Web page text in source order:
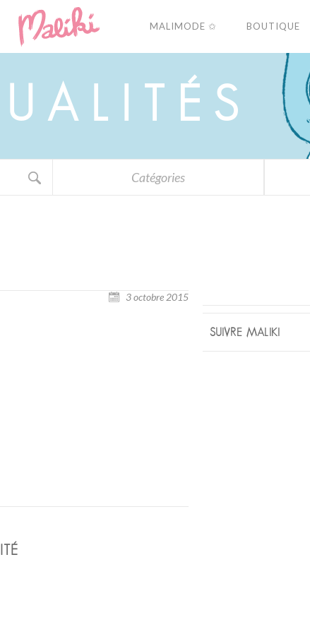
MALIMODE ✩ BOUTIQUE
U A L É S
Catégories
3 octobre 2015
SUIVRE MALIKI